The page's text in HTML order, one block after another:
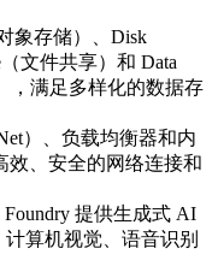
象存储）、Disk
文件共享）和 Data
，满足多样化的数据存
）、负载均衡器和内
效、安全的网络连接和
Foundry 提供生成式 AI
算机视觉、语音识别